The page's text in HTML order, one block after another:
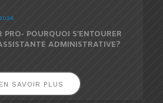
PRO- POURQUOI S’ENTOURER
ADMINISTRATIVE?
EN SAVOIR PLUS